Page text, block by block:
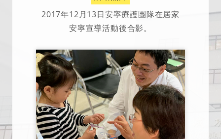
2017年12月13日安寧療護團隊在居家
安寧宣導活動後合影。